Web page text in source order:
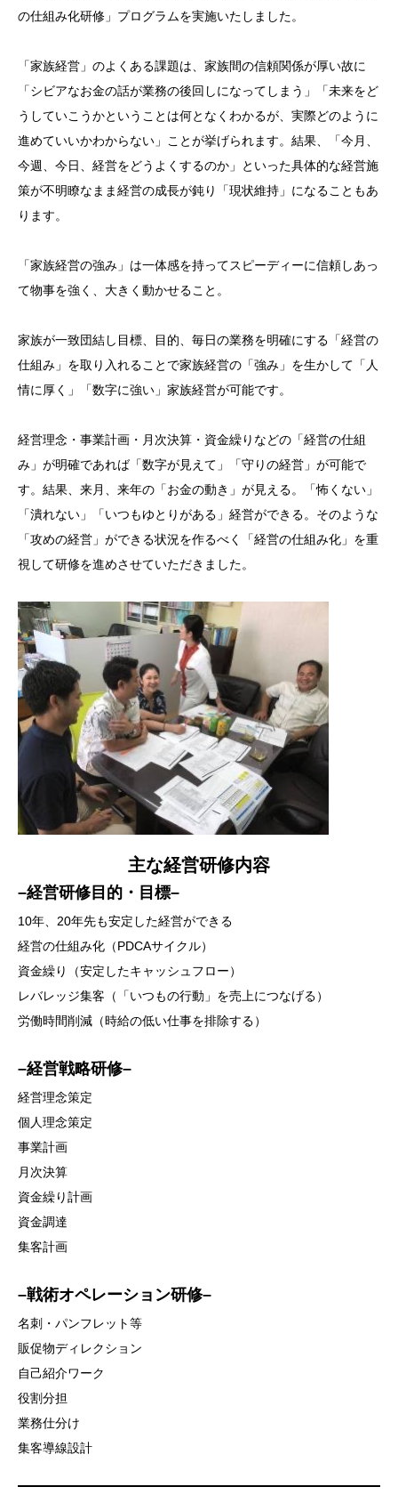
の仕組み化研修」プログラムを実施いたしました。
「家族経営」のよくある課題は、家族間の信頼関係が厚い故に
「シビアなお金の話が業務の後回しになってしまう」「未来をど
うしていこうかということは何となくわかるが、実際どのように
進めていいかわからない」ことが挙げられます。結果、「今月、
今週、今日、経営をどうよくするのか」といった具体的な経営施
策が不明瞭なまま経営の成長が鈍り「現状維持」になることもあ
ります。
「家族経営の強み」は一体感を持ってスピーディーに信頼しあっ
て物事を強く、大きく動かせること。
家族が一致団結し目標、目的、毎日の業務を明確にする「経営の
仕組み」を取り入れることで家族経営の「強み」を生かして「人
情に厚く」「数字に強い」家族経営が可能です。
経営理念・事業計画・月次決算・資金繰りなどの「経営の仕組
み」が明確であれば「数字が見えて」「守りの経営」が可能で
す。結果、来月、来年の「お金の動き」が見える。「怖くない」
「潰れない」「いつもゆとりがある」経営ができる。そのような
「攻めの経営」ができる状況を作るべく「経営の仕組み化」を重
視して研修を進めさせていただきました。
主な経営研修内容
–経営研修目的・目標–
10年、20年先も安定した経営ができる
経営の仕組み化（PDCAサイクル）
資金繰り（安定したキャッシュフロー）
レバレッジ集客（「いつもの行動」を売上につなげる）
労働時間削減（時給の低い仕事を排除する）
–経営戦略研修–
経営理念策定
個人理念策定
事業計画
月次決算
資金繰り計画
資金調達
集客計画
–戦術オペレーション研修–
名刺・パンフレット等
販促物ディレクション
自己紹介ワーク
役割分担
業務仕分け
集客導線設計